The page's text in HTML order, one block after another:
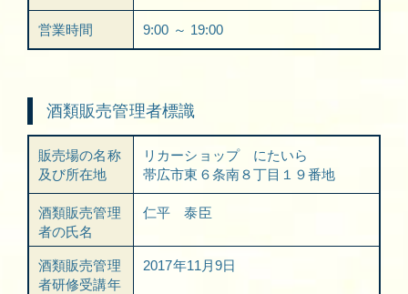
営業時間 9:00 ～ 19:00
酒類販売管理者標識
販売場の名称
及び所在地
リカーショップ にたいら
帯広市東６条南８丁目１９番地
酒類販売管理
者の氏名
仁平 泰臣
酒類販売管理
者研修受講年
2017年11月9日